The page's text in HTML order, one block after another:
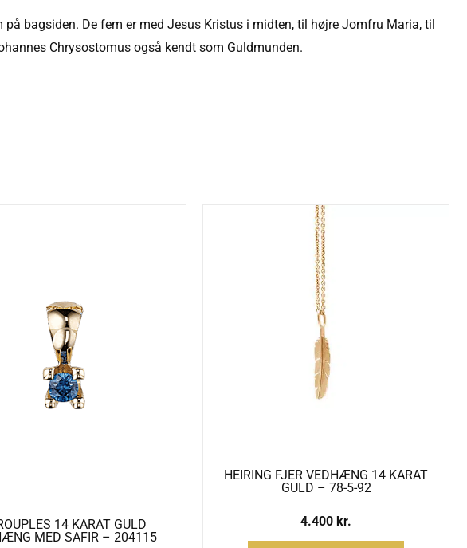
bagsiden. De fem er med Jesus Kristus i midten, til højre Jomfru Maria, til
Chrysostomus også kendt som Guldmunden.
14 KARAT GULD
MED SAFIR – 204115
HEIRING FJER VEDHÆNG 14 KARAT
GULD – 78-5-92
4.400 kr.